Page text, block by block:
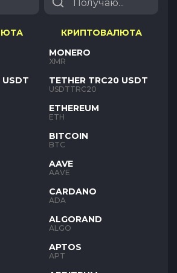
USDT
КРИПТОВАЛЮТА
MONERO
XMR
TETHER TRC20 USDT
USDTTRC20
ETHEREUM
ETH
BITCOIN
BTC
AAVE
AAVE
CARDANO
ADA
ALGORAND
ALGO
APTOS
APT